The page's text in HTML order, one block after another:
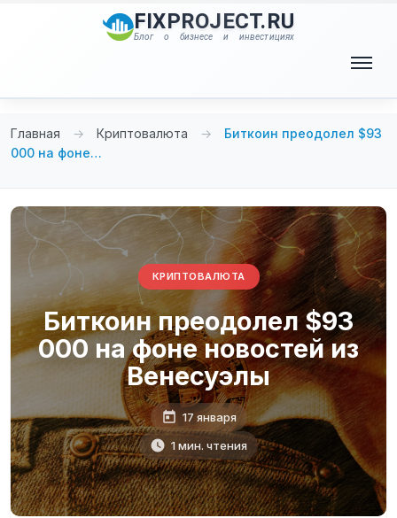
FIXPROJECT.RU
Блог о бизнесе и инвестициях
Главная → Криптовалюта →
Биткоин преодолел $93
000 на фоне…
КРИПТОВАЛЮТА
Биткоин преодолел $93
000 на фоне новостей из
Венесуэлы
17 января
1 мин. чтения